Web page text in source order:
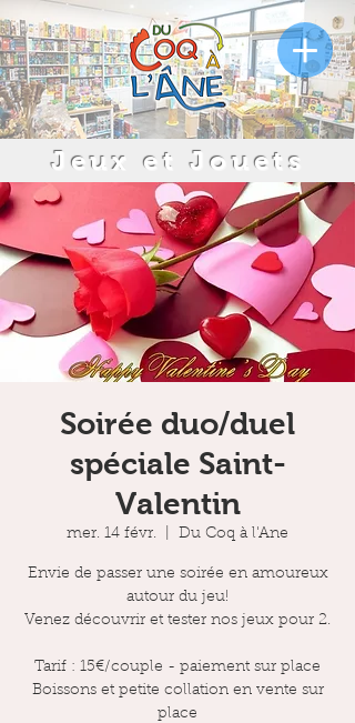
Jeux et Jouets
Soirée duo/duel
spéciale Saint-
Valentin
mer. 14 févr. Du Coq à l'Ane
Envie de passer une soirée en amoureux
autour du jeu!
Venez découvrir et tester nos jeux pour 2.
Tarif : 15€/couple - paiement sur place
Boissons et petite collation en vente sur
place